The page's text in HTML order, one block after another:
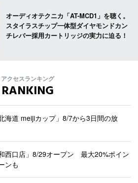
オーディオテクニカ「AT-MCD1」を聴く。
スタイラスチップ一体型ダイヤモンドカン
チレバー採用カートリッジの実力に迫る！
アクセスランキング
RANKING
海道 meijiカップ」8/7から3日間の放
西口店」8/29オープン 最大20%ポイン
ンも